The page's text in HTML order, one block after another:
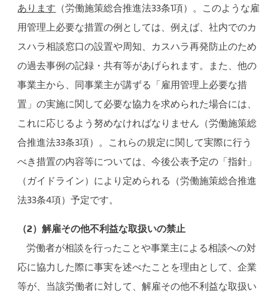
あります （労働施策総合推進法33条1項）。このような雇
用管理上必要な措置の例としては、例えば、社内でのカ
スハラ相談窓口の設置や周知、カスハラ再発防止のため
の過去事例の記録・共有等があげられます。また、他の
事業主から、同事業主が講ずる「雇用管理上必要な措
置」の実施に関して必要な協力を求められた場合には、
これに応じるよう努めなければなりません（労働施策総
合推進法33条3項）。これらの規定に関して実際に行う
べき措置の内容等については、今後公表予定の「指針」
（ガイドライン）により定められる（労働施策総合推進
法33条4項）予定です。
（2）解雇その他不利益な取扱いの禁止
労働者が相談を行ったことや事業主による相談への対
応に協力した際に事実を述べたことを理由として、企業
等が、当該労働者に対して、解雇その他不利益な取扱い